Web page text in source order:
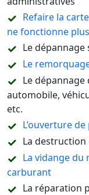
Refaire la
ne fonctionne plus
Le
Le
Le dépannage
automobile,
etc.
L’ouverture
La destruction
La vidange
carburant
La réparation